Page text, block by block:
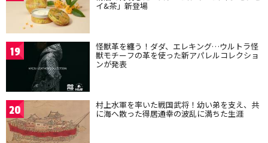
イ&茶」新登場
19 怪獣革を纏う！ダダ、エレキング…ウルトラ怪
獣モチーフの革を使った新アパレルコレクショ
ンが発表
20 村上水軍を率いた戦国武将！幼い弟を支え、共
に海へ散った得居通幸の波乱に満ちた生涯